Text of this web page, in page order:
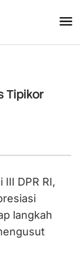
Tipikor
III DPR RI,
langkah